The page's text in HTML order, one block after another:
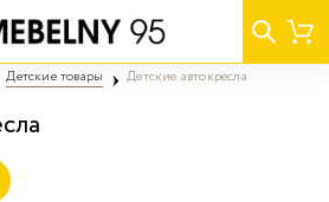
Детские товары Детские автокресла